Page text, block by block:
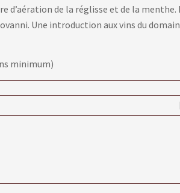
d’aération de la réglisse et de la menthe.
Une introduction aux vins du
minimum)